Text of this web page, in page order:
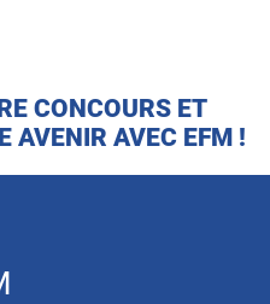
CONCOURS ET
AVENIR AVEC EFM !